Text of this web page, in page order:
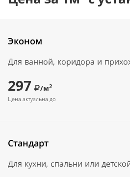
Эконом
Для ванной, коридора и
297 /м2
Цена актуальна до
Стандарт
Для кухни, спальни или